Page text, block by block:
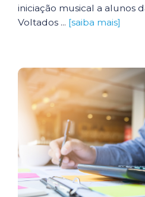
iniciação musical a alunos
Voltados ... [saiba mais]